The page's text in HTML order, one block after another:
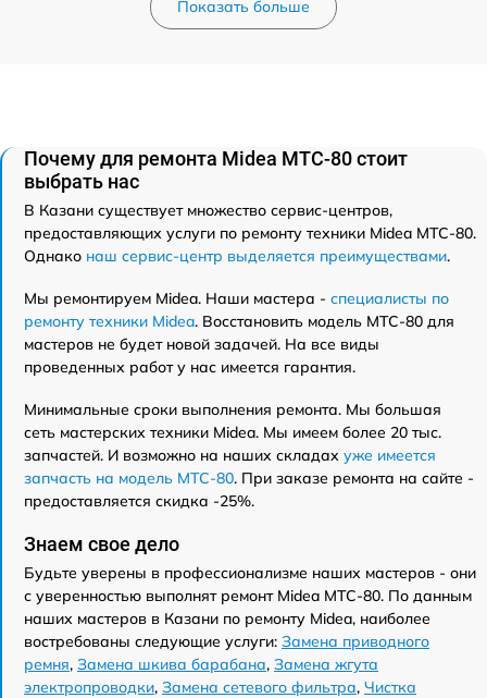
Показать больше
Почему для ремонта Midea MTC-80 стоит
выбрать нас
В Казани существует множество сервис-центров,
предоставляющих услуги по ремонту техники Midea MTC-80.
Однако наш сервис-центр выделяется преимуществами.
Мы ремонтируем Midea. Наши мастера - специалисты по
ремонту техники Midea. Восстановить модель MTC-80 для
мастеров не будет новой задачей. На все виды
проведенных работ у нас имеется гарантия.
Минимальные сроки выполнения ремонта. Мы большая
сеть мастерских техники Midea. Мы имеем более 20 тыс.
запчастей. И возможно на наших складах уже имеется
запчасть на модель MTC-80. При заказе ремонта на сайте -
предоставляется скидка -25%.
Знаем свое дело
Будьте уверены в профессионализме наших мастеров - они
с уверенностью выполнят ремонт Midea MTC-80. По данным
наших мастеров в Казани по ремонту Midea, наиболее
востребованы следующие услуги: Замена приводного
ремня, Замена шкива барабана, Замена жгута
электропроводки, Замена сетевого фильтра, Чистка